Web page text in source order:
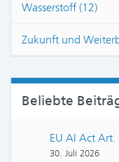
Wasserstoff (12)
Zukunft und
Beliebte
EU AI Act Art.
30. Juli 2026